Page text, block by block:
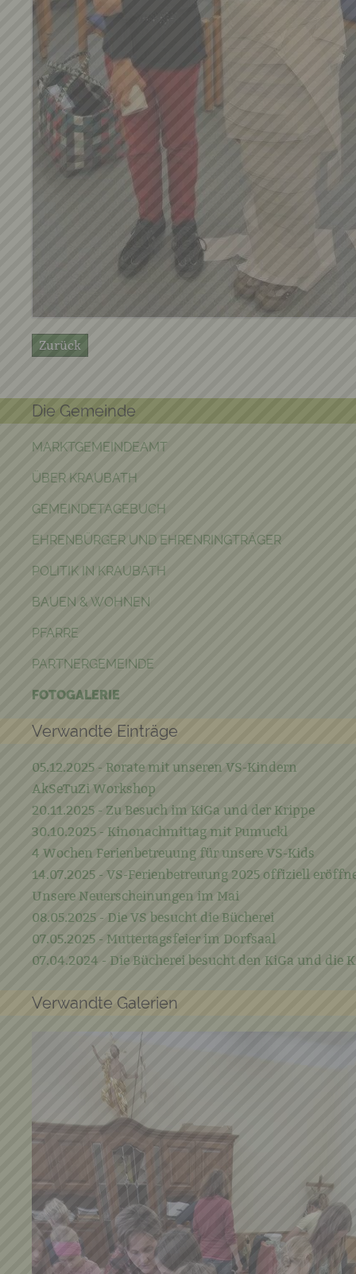
Zurück
Die Gemeinde
MARKTGEMEINDEAMT
ÜBER KRAUBATH
GEMEINDETAGEBUCH
EHRENBÜRGER UND EHRENRINGTRÄGER
POLITIK IN KRAUBATH
BAUEN & WOHNEN
PFARRE
PARTNERGEMEINDE
FOTOGALERIE
Verwandte Einträge
05.12.2025 - Rorate mit unseren VS-Kindern
AkSeTuZi Workshop
20.11.2025 - Zu Besuch im KiGa und der Krippe
30.10.2025 - Kinonachmittag mit Pumuckl
4 Wochen Ferienbetreuung für unsere VS-Kids
14.07.2025 - VS-Ferienbetreuung 2025 offiziell
Unsere Neuerscheinungen im Mai
08.05.2025 - Die VS besucht die Bücherei
07.05.2025 - Muttertagsfeier im Dorfsaal
07.04.2024 - Die Bücherei besucht den KiGa und die
Verwandte Galerien